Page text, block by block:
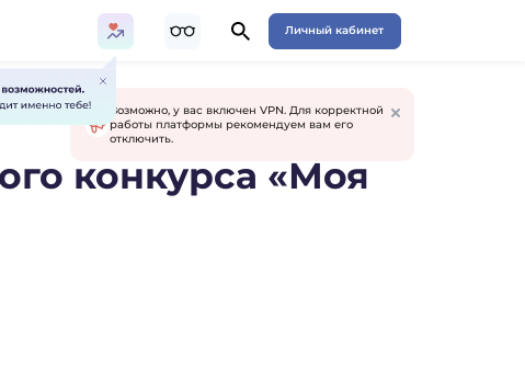
Личный кабинет
конкурса «Моя
Возможно, у вас включен VPN. Для корректной
работы платформы рекомендуем вам его
отключить.